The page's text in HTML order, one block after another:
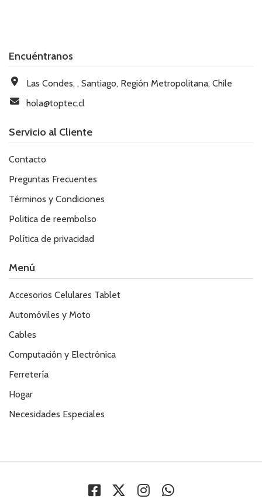
Encuéntranos
Las Condes, , Santiago, Región Metropolitana, Chile
hola@toptec.cl
Servicio al Cliente
Contacto
Preguntas Frecuentes
Términos y Condiciones
Politica de reembolso
Política de privacidad
Menú
Accesorios Celulares Tablet
Automóviles y Moto
Cables
Computación y Electrónica
Ferretería
Hogar
Necesidades Especiales